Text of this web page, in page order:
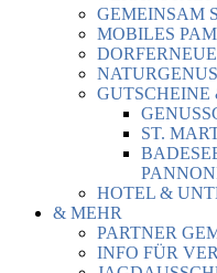
GEMEINSAM
MOBILES
GUTSCHEINE
ST.
HOTEL &
& MEHR
PARTNER
INFO FÜR